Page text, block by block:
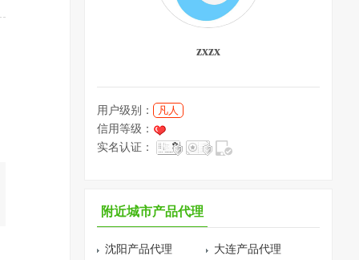
zxzx
用户级别：
凡人
信用等级：
实名认证：
附近城市产品代理
沈阳产品代理 大连产品代理